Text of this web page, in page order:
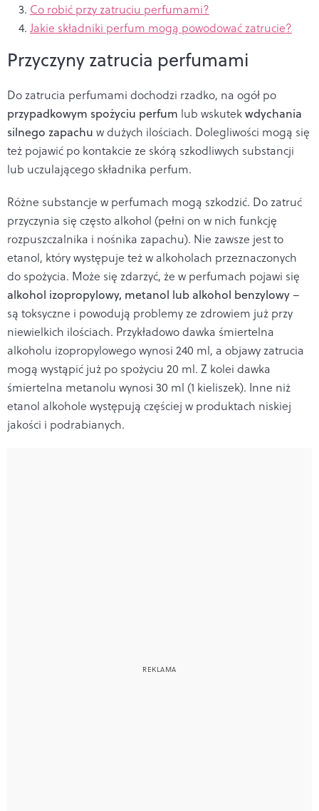
Co robić przy zatruciu perfumami?
Jakie składniki perfum mogą powodować zatrucie?
Przyczyny zatrucia perfumami
Do zatrucia perfumami dochodzi rzadko, na ogół po
przypadkowym spożyciu perfum lub wskutekwdychania
silnego zapachu w dużych ilościach. Dolegliwości mogą się
też pojawić po kontakcie ze skórą szkodliwych substancji
lub uczulającego składnika perfum.
Różne substancje w perfumach mogą szkodzić. Do zatruć
przyczynia się często alkohol (pełni on w nich funkcję
rozpuszczalnika i nośnika zapachu). Nie zawsze jest to
etanol, który występuje też w alkoholach przeznaczonych
do spożycia. Może się zdarzyć, że w perfumach pojawi się
alkohol izopropylowy, metanol lub alkohol benzylowy–
są toksyczne i powodują problemy ze zdrowiem już przy
niewielkich ilościach. Przykładowo dawka śmiertelna
alkoholu izopropylowego wynosi 240 ml, a objawy zatrucia
mogą wystąpić już po spożyciu 20 ml. Z kolei dawka
śmiertelna metanolu wynosi 30 ml (1 kieliszek). Inne niż
etanol alkohole występują częściej w produktach niskiej
jakości i podrabianych.